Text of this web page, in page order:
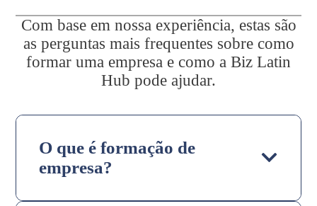
Com base em nossa experiência, estas são
as perguntas mais frequentes sobre como
formar uma empresa e como a Biz Latin
Hub pode ajudar.
O que é formação de
empresa?